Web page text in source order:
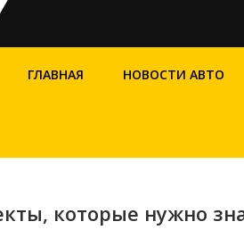
ГЛАВНАЯ НОВОСТИ АВТО
которые нужно